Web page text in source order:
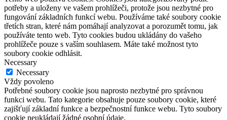
potřeby a uloženy ve vašem prohlížeči, protože jsou nezbytné pro
fungování základních funkcí webu. Používáme také soubory cookie
třetích stran, které nám pomáhají analyzovat a porozumět tomu, jak
používáte tento web. Tyto cookies budou ukládány do vašeho
prohlížeče pouze s vaším souhlasem. Máte také možnost tyto
soubory cookie odhlásit.
Necessary
Necessary
Vždy povoleno
Potřebné soubory cookie jsou naprosto nezbytné pro správnou
funkci webu. Tato kategorie obsahuje pouze soubory cookie, které
zajišťují základní funkce a bezpečnostní funkce webu. Tyto soubory
cookie neukládají žádné osobní údaje.